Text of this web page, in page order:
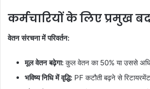
कर्मचारियों के लिए प्रमुख
वेतन संरचना में परिवर्तन:
मूल वेतन बढ़ेगा:कुल वेतन का 50% या उससे
भविष्य निधि में वृद्धि: PF कटौती बढ़ने से